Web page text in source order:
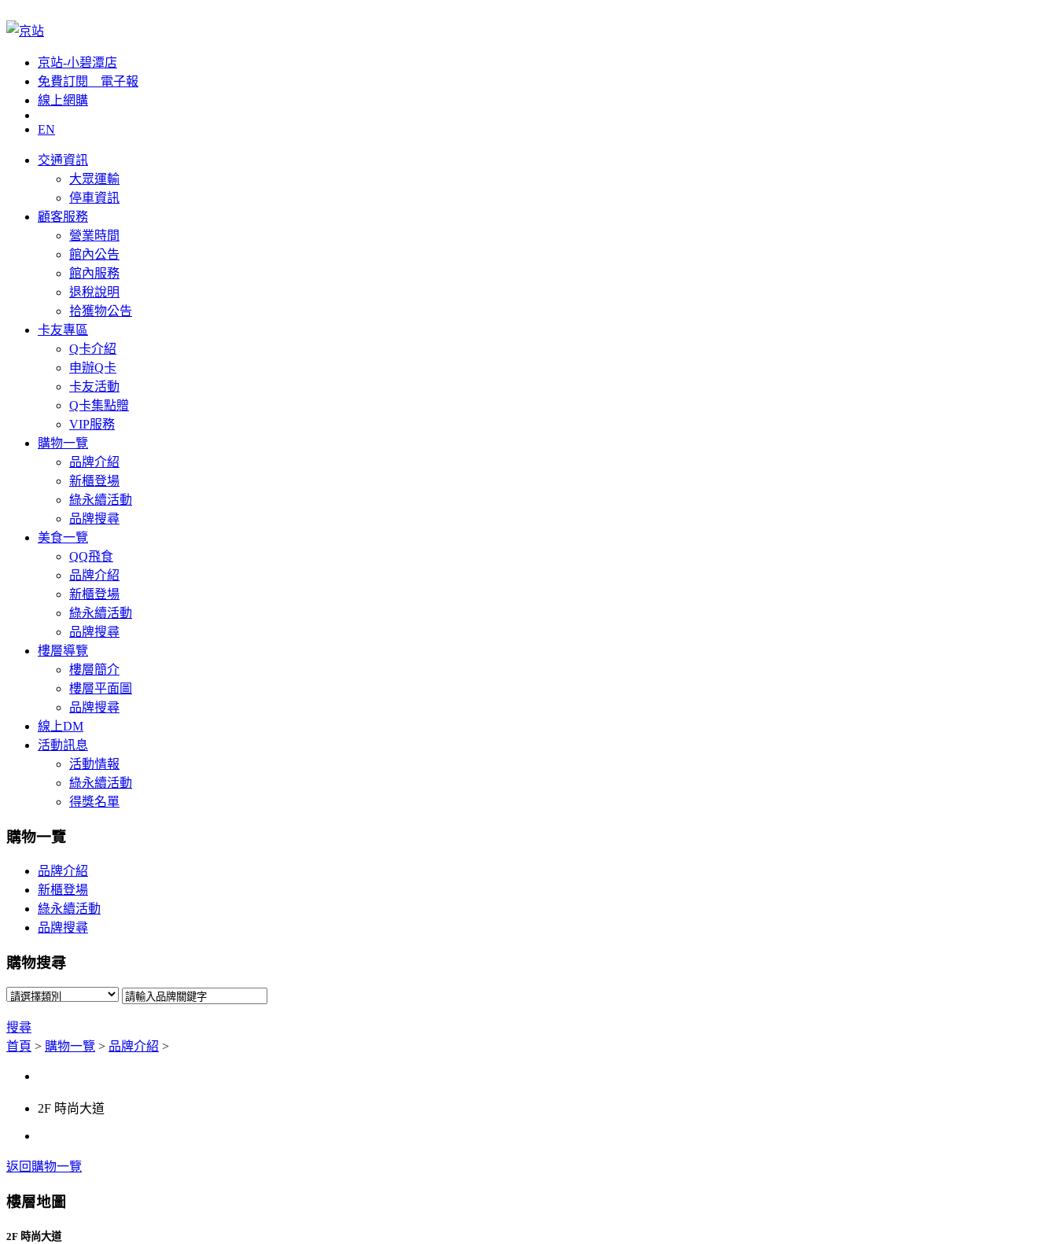
京站-小碧潭店
免費訂閱__電子報
線上網購
EN
交通資訊
大眾運輸
停車資訊
顧客服務
營業時間
館內公告
館內服務
退稅說明
拾獲物公告
卡友專區
Q卡介紹
申辦Q卡
卡友活動
Q卡集點贈
VIP服務
購物一覽
品牌介紹
新櫃登場
綠永續活動
品牌搜尋
美食一覽
QQ飛食
品牌介紹
新櫃登場
綠永續活動
品牌搜尋
樓層導覽
樓層簡介
樓層平面圖
品牌搜尋
線上DM
活動訊息
活動情報
綠永續活動
得獎名單
購物一覽
品牌介紹
新櫃登場
綠永續活動
品牌搜尋
購物搜尋
搜尋
首頁 > 購物一覽 > 品牌介紹 >
2F 時尚大道
返回購物一覽
樓層地圖
2F 時尚大道